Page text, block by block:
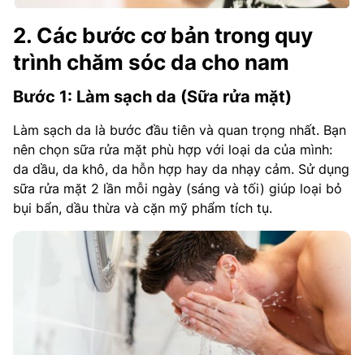
2. Các bước cơ bản trong quy
trình chăm sóc da cho nam
Bước 1: Làm sạch da (Sữa rửa mặt)
Làm sạch da là bước đầu tiên và quan trọng nhất. Bạn
nên chọn sữa rửa mặt phù hợp với loại da của mình:
da dầu, da khô, da hỗn hợp hay da nhạy cảm. Sử dụng
sữa rửa mặt 2 lần mỗi ngày (sáng và tối) giúp loại bỏ
bụi bẩn, dầu thừa và cặn mỹ phẩm tích tụ.